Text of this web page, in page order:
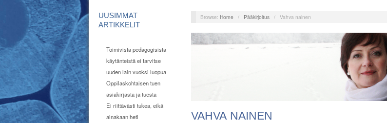
UUSIMMAT
ARTIKKELIT
Toimivista pedagogisista
käytänteistä ei tarvitse
uuden lain vuoksi luopua
Oppilaskohtaisen tuen
asiakirjasta ja tuesta
Ei riittävästi tukea, eikä
ainakaan heti
Browse: Home / Pääkirjoitus / Vahva nainen
VAHVA NAINEN